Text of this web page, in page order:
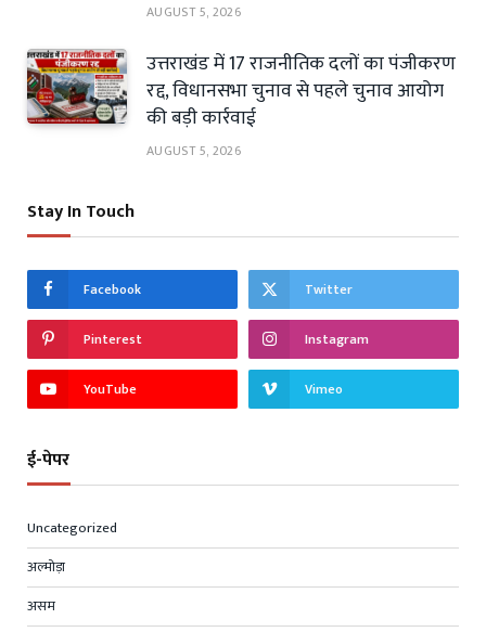
AUGUST 5, 2026
उत्तराखंड में 17 राजनीतिक दलों का पंजीकरण
रद्द, विधानसभा चुनाव से पहले चुनाव आयोग
की बड़ी कार्रवाई
AUGUST 5, 2026
Stay In Touch
Facebook Twitter
Pinterest Instagram
YouTube Vimeo
ई-पेपर
Uncategorized
अल्मोड़ा
असम